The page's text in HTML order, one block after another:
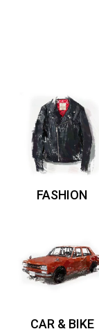
FASHION
CAR & BIKE